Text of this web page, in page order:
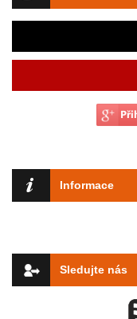
Informace
Sledujte nás